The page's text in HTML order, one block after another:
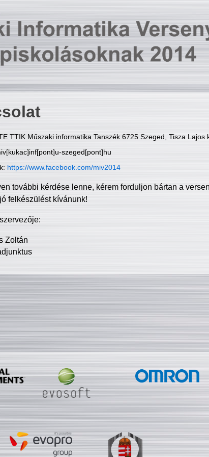
TTIK Műszaki informatika Tanszék 6725 Szeged, Tisza Lajos
szeged[pont]hu
https://www.facebook.com/miv2014
további kérdése lenne, kérem forduljon bártan a
felkészülést kívánunk!
Zoltán